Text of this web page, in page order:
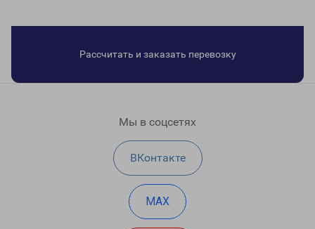
Рассчитать и заказать перевозку
Мы в соцсетях
ВКонтакте
MAX